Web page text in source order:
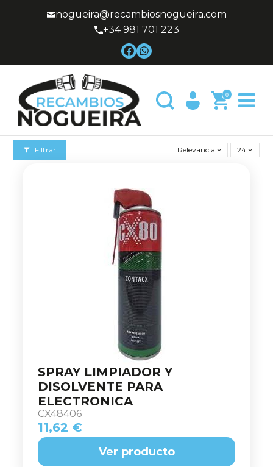
nogueira@recambiosnogueira.com
+34 981 701 223
0
Filtrar Relevancia 24
SPRAY LIMPIADOR Y
DISOLVENTE PARA
ELECTRONICA
CX48406
11,62 €
Ver producto